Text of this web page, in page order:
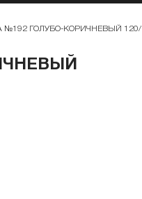
№192 ГОЛУБО-КОРИЧНЕВЫЙ 120/